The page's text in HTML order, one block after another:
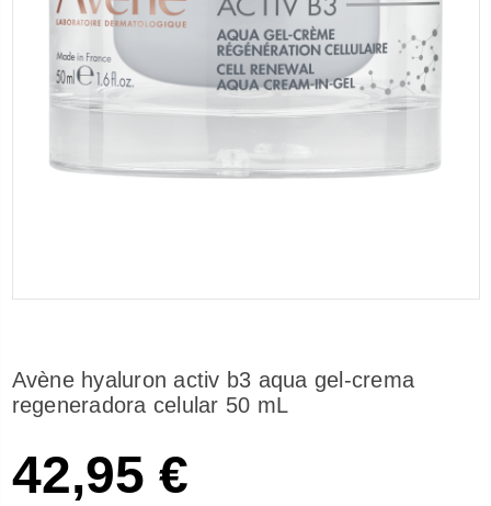
Avène hyaluron activ b3 aqua gel-crema
regeneradora celular 50 mL
42,95 €